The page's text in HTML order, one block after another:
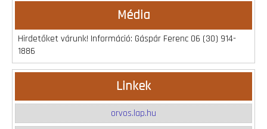
Média
Hirdetőket várunk! Információ: Gáspár Ferenc 06 (30) 914-
1886
Linkek
orvos.lap.hu